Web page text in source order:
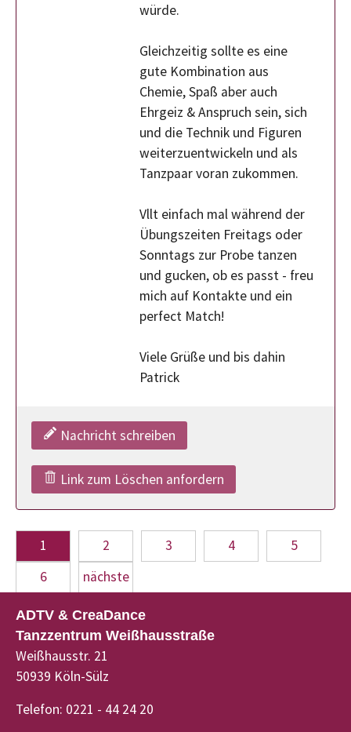
würde.
Gleichzeitig sollte es eine
gute Kombination aus
Chemie, Spaß aber auch
Ehrgeiz & Anspruch sein, sich
und die Technik und Figuren
weiterzuentwickeln und als
Tanzpaar voran zukommen.
Vllt einfach mal während der
Übungszeiten Freitags oder
Sonntags zur Probe tanzen
und gucken, ob es passt - freu
mich auf Kontakte und ein
perfect Match!
Viele Grüße und bis dahin
Patrick
Nachricht schreiben
Link zum Löschen anfordern
1 2 3 4
5
6
nächste
ADTV & CreaDance
Tanzzentrum Weißhausstraße
Weißhausstr. 21
50939 Köln-Sülz
Telefon: 0221 - 44 24 20